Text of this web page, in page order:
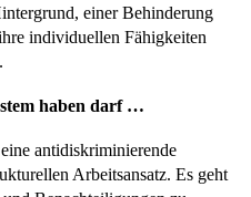
einer Behinderung
individuellen Fähigkeiten
haben darf …
antidiskriminierende
Arbeitsansatz. Es geht